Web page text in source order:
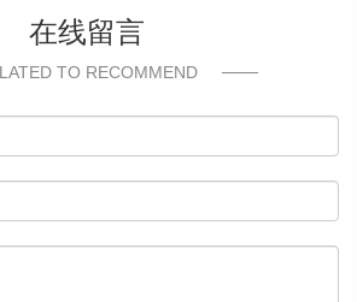
在线留言
TO RECOMMEND